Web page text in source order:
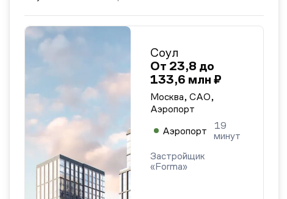
Соул
От 23,8 до
133,6 млн ₽
Москва, САО,
Аэропорт
Аэропорт
19
минут
Застройщик
«Forma»